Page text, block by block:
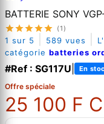
BATTERIE SONY
(1)
1 sur 5 589 vues
catégorie batteries
#Ref : SG117U En
Offre spéciale
25 100 F